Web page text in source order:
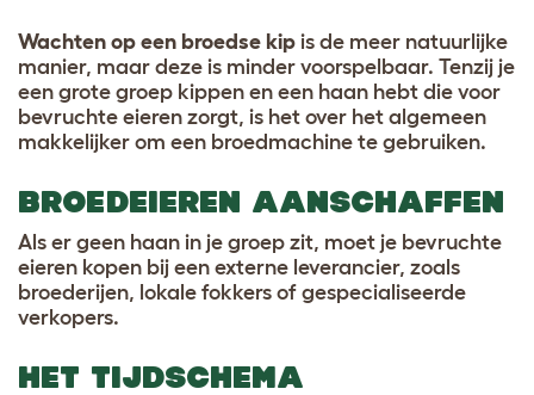
Wachten op een broedse kip is de meer natuurlijke
manier, maar deze is minder voorspelbaar. Tenzij je
een grote groep kippen en een haan hebt die voor
bevruchte eieren zorgt, is het over het algemeen
makkelijker om een broedmachine te gebruiken.
BROEDEIEREN AANSCHAFFEN
Als er geen haan in je groep zit, moet je bevruchte
eieren kopen bij een externe leverancier, zoals
broederijen, lokale fokkers of gespecialiseerde
verkopers.
HET TIJDSCHEMA